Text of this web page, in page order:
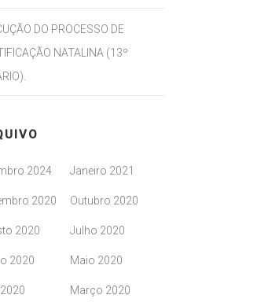
DO PROCESSO DE
NATALINA (13º
2024 Janeiro 2021
2020 Outubro 2020
2020 Julho 2020
2020 Maio 2020
Março 2020